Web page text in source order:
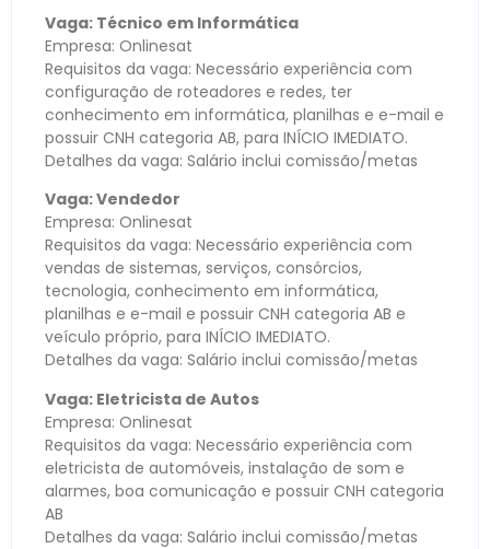
Vaga: Técnico em Informática
Empresa: Onlinesat
Requisitos da vaga: Necessário experiência com
configuração de roteadores e redes, ter
conhecimento em informática, planilhas e e-mail e
possuir CNH categoria AB, para INÍCIO IMEDIATO.
Detalhes da vaga: Salário inclui comissão/metas
Vaga: Vendedor
Empresa: Onlinesat
Requisitos da vaga: Necessário experiência com
vendas de sistemas, serviços, consórcios,
tecnologia, conhecimento em informática,
planilhas e e-mail e possuir CNH categoria AB e
veículo próprio, para INÍCIO IMEDIATO.
Detalhes da vaga: Salário inclui comissão/metas
Vaga: Eletricista de Autos
Empresa: Onlinesat
Requisitos da vaga: Necessário experiência com
eletricista de automóveis, instalação de som e
alarmes, boa comunicação e possuir CNH categoria
AB
Detalhes da vaga: Salário inclui comissão/metas